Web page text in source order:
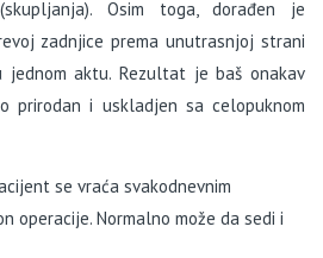
Osim toga, dorađen je
zadnjice prema unutrasnjoj strani
jednom aktu. Rezultat je baš onakav
prirodan i uskladjen sa celopuknom
se vraća svakodnevnim
operacije. Normalno može da sedi i